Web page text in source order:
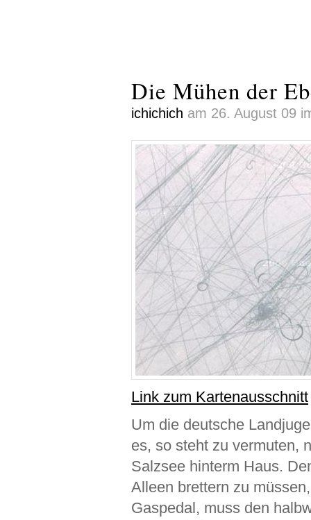
Die Mühen der
ichichich am 26. August 09
Link zum Kartenausschnitt
Um die deutsche
es, so steht zu vermuten,
Salzsee hinterm Haus.
Alleen brettern zu
Gaspedal, muss den